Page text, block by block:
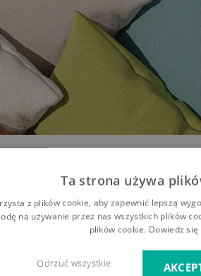
na
Ta strona używa
z plików cookie, aby zapewnić lepszą
na używanie przez nas wszystkich plików
plików cookie. Dowiedz się
Odrzuć wszystkie